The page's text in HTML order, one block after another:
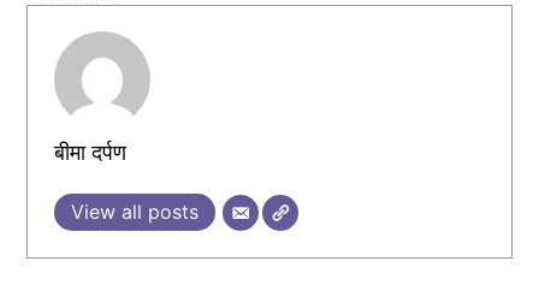
बीमा दर्पण
View all posts